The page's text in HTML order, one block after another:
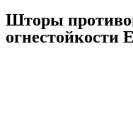
Шторы
огнестойкости